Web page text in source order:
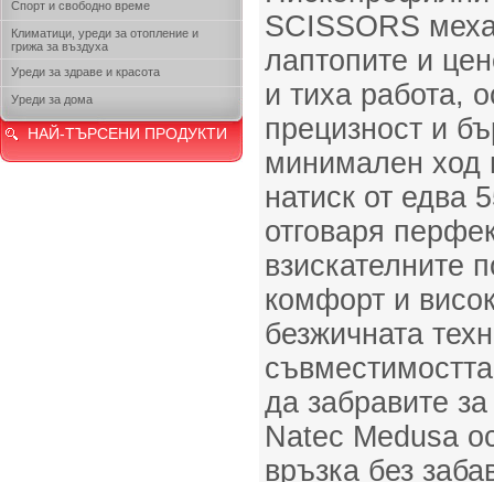
Спорт и свободно време
Климатици, уреди за отопление и
грижа за въздуха
Уреди за здраве и красота
Уреди за дома
НАЙ-ТЪРСЕНИ ПРОДУКТИ
SCISSORS
лаптопите и
и тиха работа,
прецизност и
минимален ход
натиск от едва
отговаря
взискателните
комфорт и
безжичната
да забравите
Natec Medusa
връзка без